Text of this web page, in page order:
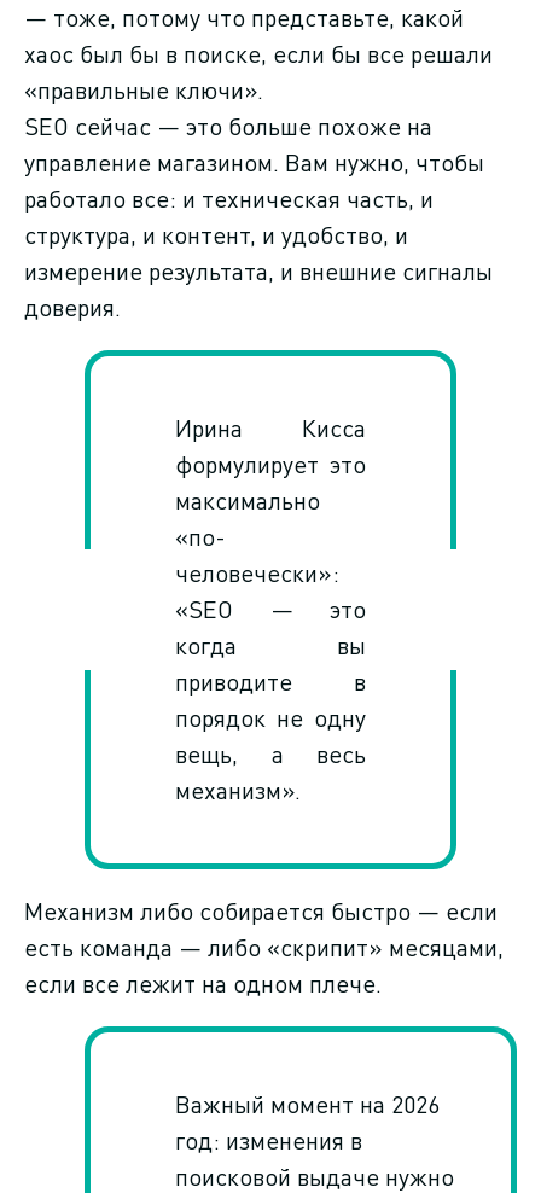
— тоже, потому что представьте, какой
хаос был бы в поиске, если бы все решали
«правильные ключи».
SEO сейчас — это больше похоже на
управление магазином. Вам нужно, чтобы
работало все: и техническая часть, и
структура, и контент, и удобство, и
измерение результата, и внешние сигналы
доверия.
Ирина Кисса
формулирует это
максимально
«по-
человечески»:
«SEO — это
когда вы
приводите в
порядок не одну
вещь, а весь
механизм».
Механизм либо собирается быстро — если
есть команда — либо «скрипит» месяцами,
если все лежит на одном плече.
Важный момент на 2026
год: изменения в
поисковой выдаче нужно